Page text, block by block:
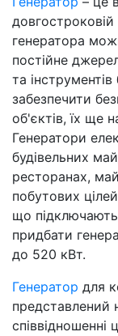
генератора
постійне
та
забезпечити
об'єктів, їх ще
Генератори
будівельних
ресторанах,
побутових
що
придбати
до 520 кВт.
Генератор для
співвідношенні